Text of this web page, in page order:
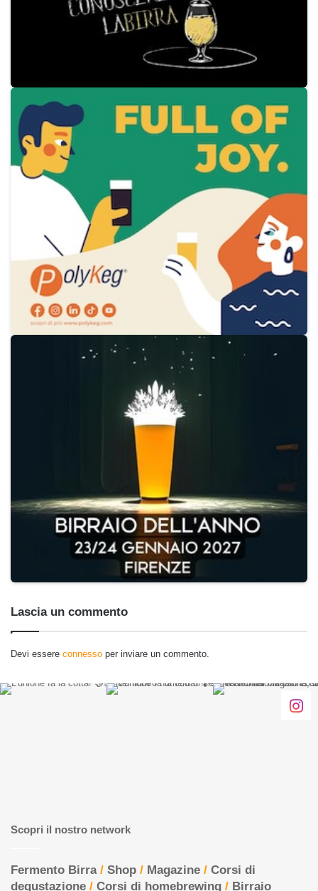
Lascia un commento
Devi essere connesso per inviare un commento.
Scopri il nostro network
Fermento Birra/ Shop / Magazine / Corsi di
degustazione / Corsi di homebrewing / Birraio